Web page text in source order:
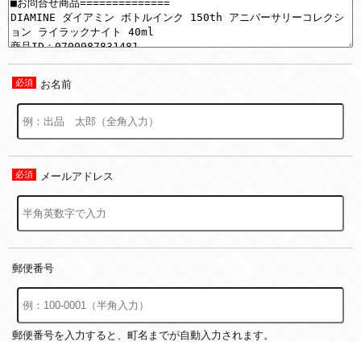
お名前
メールアドレス
郵便番号
郵便番号を入力すると、町名までが自動入力されます。